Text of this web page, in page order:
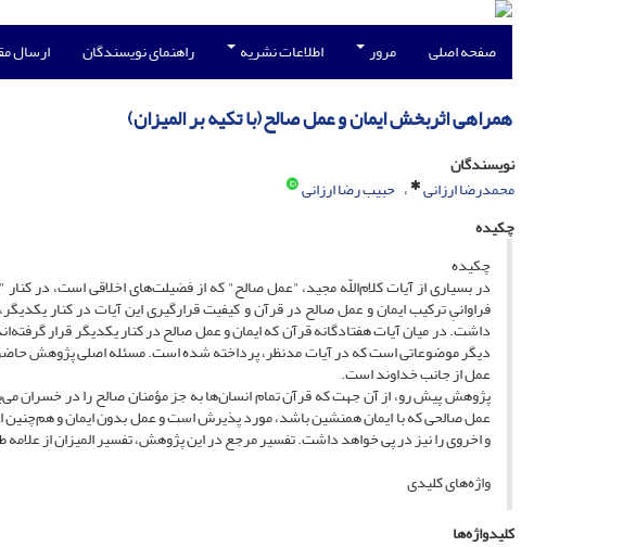
صفحه اصلی مرور اطلاعات نشریه راهنمای نویسندگان ارسال
همراهی اثربخش ایمان و عمل صالح(با تکیه بر المیزان)
نویسندگان
محمدرضا ارزانی
حبیب رضا ارزانی
چکیده
چکیده
در بسیاری از آیات کلام‌اللّه مجید، "عمل صالح" که از فضیلت‌های اخلاقی است، در
فراوانیِ ترکیب ایمان و عمل صالح در قرآن و کیفیت قرارگیری این آیات در کنار
داشت. در میان آیات هفتادگانه قرآن که ایمان و عمل صالح در کنار یکدیگر قرار
دیگر موضوعاتی است که در آیات مدنظر، پرداخته شده است. مسئله اصلی پژوهش
عمل از جانب خداوند است.
پژوهش پیش رو، از آن جهت که قرآن تمام انسان‌ها به جز مؤمنان صالح را در خسران
عمل صالحی که با ایمان همنشین باشد، مورد پذیرش است و عمل بدون ایمان و
و اخروی را نیز در پی خواهد داشت. تفسیر مرجع در این پژوهش، تفسیر المیزان از
واژه‌های کلیدی
کلیدواژه‌ها